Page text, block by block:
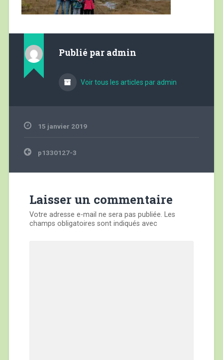
Publié par admin
Voir tous les articles par admin
15 janvier 2019
Navigation
de
p1330127-3
Laisser un commentaire
Votre adresse e-mail ne sera pas publiée. Les
champs obligatoires sont indiqués avec